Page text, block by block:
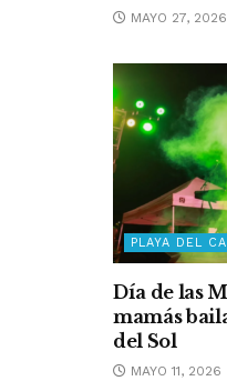
MAYO 27, 2026
PLAYA DEL
Día de las
mamás
del Sol
MAYO 11, 2026